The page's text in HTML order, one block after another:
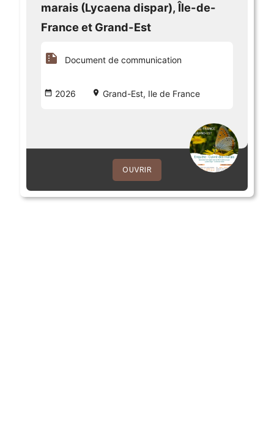
marais (Lycaena dispar), Île-de-
France et Grand-Est
summarize Document de communication
date_range 2026 place Grand-Est, Ile de France
OUVRIR